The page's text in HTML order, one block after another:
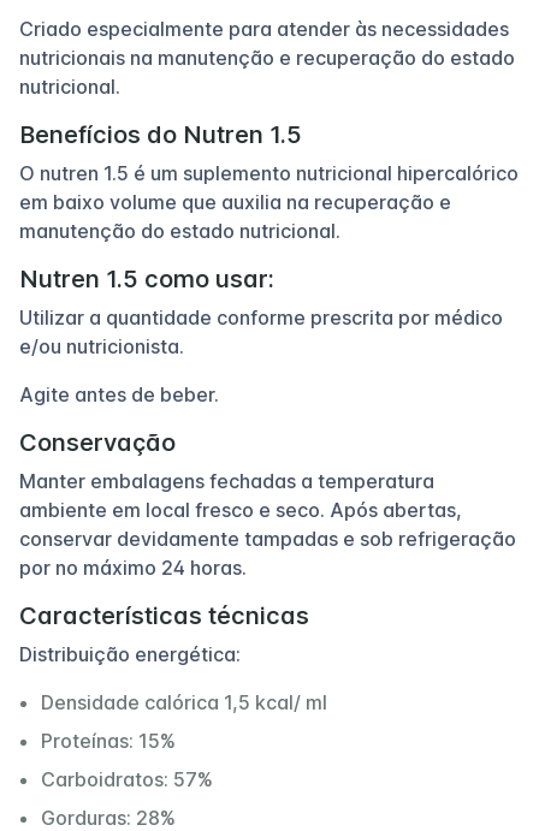
Criado especialmente para atender às necessidades
nutricionais na manutenção e recuperação do estado
nutricional.
Benefícios do Nutren 1.5
O nutren 1.5 é um suplemento nutricional hipercalórico
em baixo volume que auxilia na recuperação e
manutenção do estado nutricional.
Nutren 1.5 como usar:
Utilizar a quantidade conforme prescrita por médico
e/ou nutricionista.
Agite antes de beber.
Conservação
Manter embalagens fechadas a temperatura
ambiente em local fresco e seco. Após abertas,
conservar devidamente tampadas e sob refrigeração
por no máximo 24 horas.
Características técnicas
Distribuição energética:
Densidade calórica 1,5 kcal/ ml
Proteínas: 15%
Carboidratos: 57%
Gorduras: 28%